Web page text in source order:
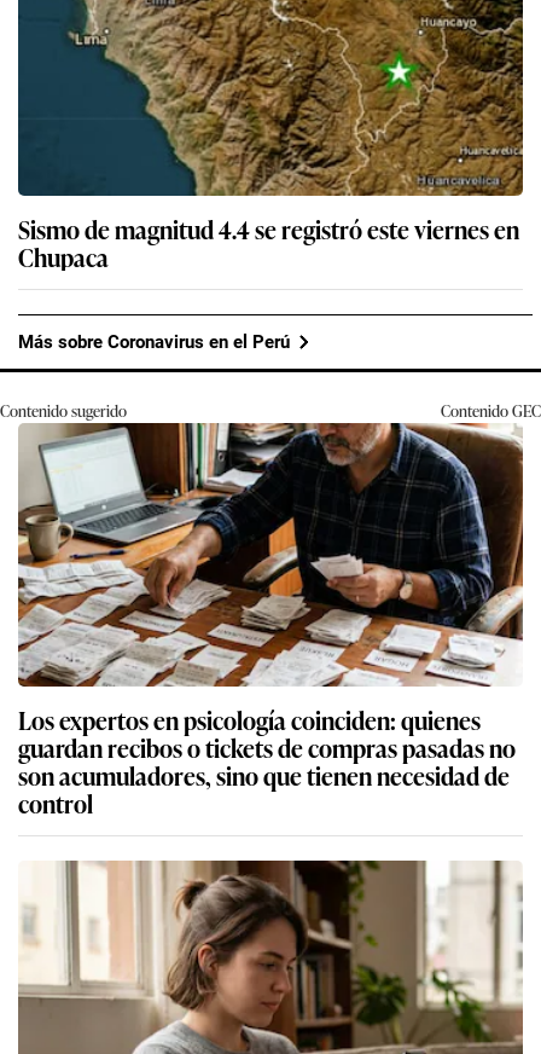
Sismo de magnitud 4.4 se registró este viernes en
Chupaca
Más sobre Coronavirus en el Perú
Contenido sugerido ContenidoGEC
Los expertos en psicología coinciden: quienes
guardan recibos o tickets de compras pasadas no
son acumuladores, sino que tienen necesidad de
control